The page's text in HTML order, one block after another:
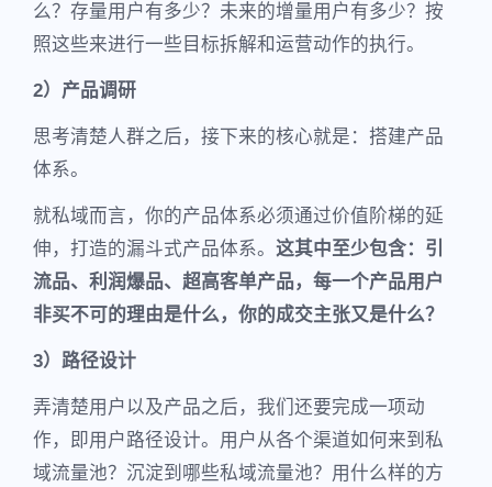
么？存量用户有多少？未来的增量用户有多少？按
照这些来进行一些目标拆解和运营动作的执行。
2）产品调研
思考清楚人群之后，接下来的核心就是：搭建产品
体系。
就私域而言，你的产品体系必须通过价值阶梯的延
伸，打造的漏斗式产品体系。 这其中至少包含：引
流品、利润爆品、超高客单产品，每一个产品用户
非买不可的理由是什么，你的成交主张又是什么？
3）路径设计
弄清楚用户以及产品之后，我们还要完成一项动
作，即用户路径设计。用户从各个渠道如何来到私
域流量池？沉淀到哪些私域流量池？用什么样的方